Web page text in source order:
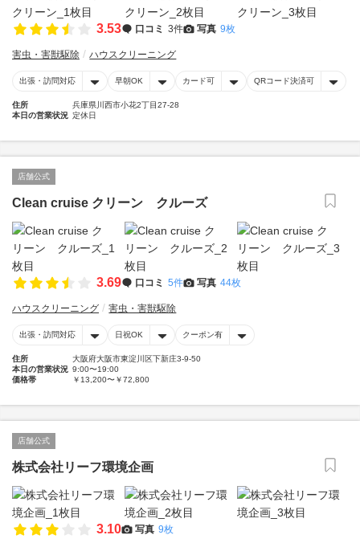
3.53 口コミ 3件 写真 9枚
害虫・害獣駆除 ハウスクリーニング
出張・訪問対応 早朝OK カード可 QRコード決済可
住所
兵庫県川西市小花2丁目27-28
本日の営業状況 定休日
店舗公式
Clean cruise クリーン クルーズ
3.69 口コミ 5件 写真 44枚
ハウスクリーニング 害虫・害獣駆除
出張・訪問対応 日祝OK クーポン有
住所
大阪府大阪市東淀川区下新庄3-9-50
本日の営業状況 9:00〜19:00
価格帯
￥13,200〜￥72,800
店舗公式
株式会社リーフ環境企画
3.10 写真 9枚